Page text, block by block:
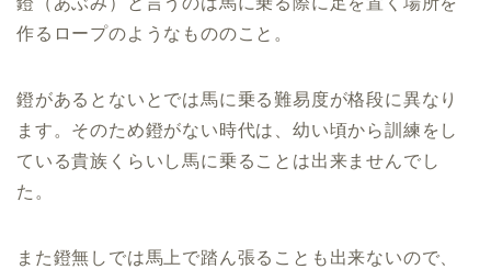
作るロープのようなもののこと。
鐙があるとないとでは馬に乗る難易度が格段に異なり
ます。そのため鐙がない時代は、幼い頃から訓練をし
ている貴族くらいし馬に乗ることは出来ませんでし
た。
また鐙無しでは馬上で踏ん張ることも出来ないので、